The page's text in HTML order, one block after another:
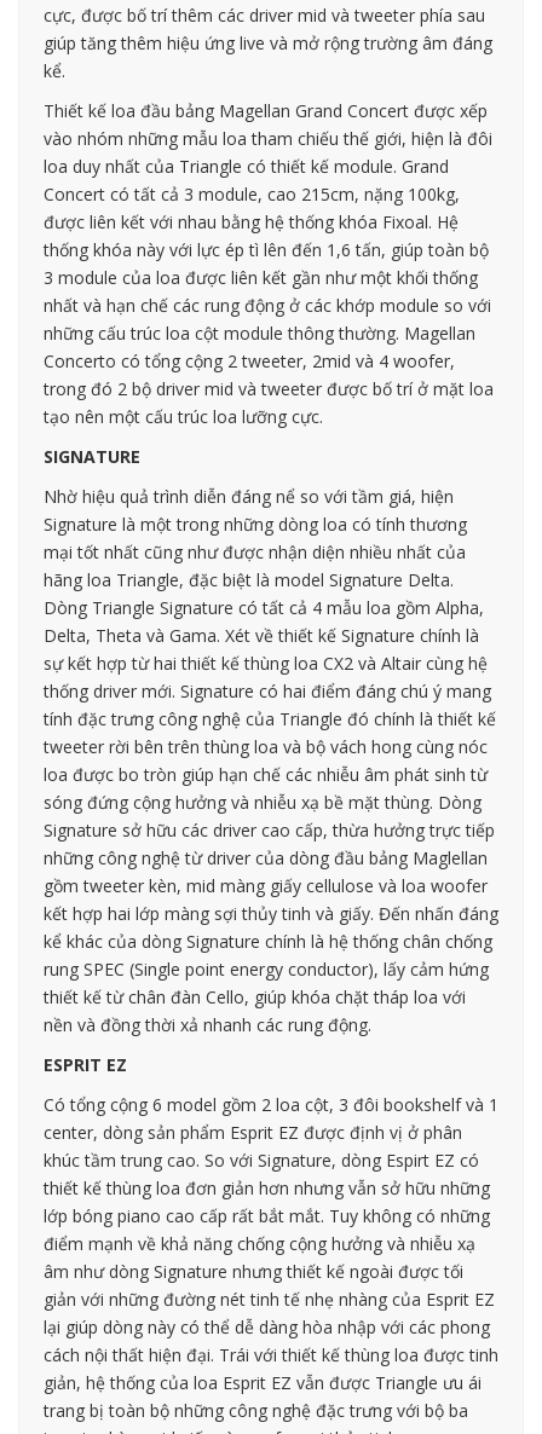
cực, được bố trí thêm các driver mid và tweeter phía sau
giúp tăng thêm hiệu ứng live và mở rộng trường âm đáng
kể.
Thiết kế loa đầu bảng Magellan Grand Concert được xếp
vào nhóm những mẫu loa tham chiếu thế giới, hiện là đôi
loa duy nhất của Triangle có thiết kế module. Grand
Concert có tất cả 3 module, cao 215cm, nặng 100kg,
được liên kết với nhau bằng hệ thống khóa Fixoal. Hệ
thống khóa này với lực ép tì lên đến 1,6 tấn, giúp toàn bộ
3 module của loa được liên kết gần như một khối thống
nhất và hạn chế các rung động ở các khớp module so với
những cấu trúc loa cột module thông thường. Magellan
Concerto có tổng cộng 2 tweeter, 2mid và 4 woofer,
trong đó 2 bộ driver mid và tweeter được bố trí ở mặt loa
tạo nên một cấu trúc loa lưỡng cực.
SIGNATURE
Nhờ hiệu quả trình diễn đáng nể so với tầm giá, hiện
Signature là một trong những dòng loa có tính thương
mại tốt nhất cũng như được nhận diện nhiều nhất của
hãng loa Triangle, đặc biệt là model Signature Delta.
Dòng Triangle Signature có tất cả 4 mẫu loa gồm Alpha,
Delta, Theta và Gama. Xét về thiết kế Signature chính là
sự kết hợp từ hai thiết kế thùng loa CX2 và Altair cùng hệ
thống driver mới. Signature có hai điểm đáng chú ý mang
tính đặc trưng công nghệ của Triangle đó chính là thiết kế
tweeter rời bên trên thùng loa và bộ vách hong cùng nóc
loa được bo tròn giúp hạn chế các nhiễu âm phát sinh từ
sóng đứng cộng hưởng và nhiễu xạ bề mặt thùng. Dòng
Signature sở hữu các driver cao cấp, thừa hưởng trực tiếp
những công nghệ từ driver của dòng đầu bảng Maglellan
gồm tweeter kèn, mid màng giấy cellulose và loa woofer
kết hợp hai lớp màng sợi thủy tinh và giấy. Đến nhấn đáng
kể khác của dòng Signature chính là hệ thống chân chống
rung SPEC (Single point energy conductor), lấy cảm hứng
thiết kế từ chân đàn Cello, giúp khóa chặt tháp loa với
nền và đồng thời xả nhanh các rung động.
ESPRIT EZ
Có tổng cộng 6 model gồm 2 loa cột, 3 đôi bookshelf và 1
center, dòng sản phẩm Esprit EZ được định vị ở phân
khúc tầm trung cao. So với Signature, dòng Espirt EZ có
thiết kế thùng loa đơn giản hơn nhưng vẫn sở hữu những
lớp bóng piano cao cấp rất bắt mắt. Tuy không có những
điểm mạnh về khả năng chống cộng hưởng và nhiễu xạ
âm như dòng Signature nhưng thiết kế ngoài được tối
giản với những đường nét tinh tế nhẹ nhàng của Esprit EZ
lại giúp dòng này có thể dễ dàng hòa nhập với các phong
cách nội thất hiện đại. Trái với thiết kế thùng loa được tinh
giản, hệ thống của loa Esprit EZ vẫn được Triangle ưu ái
trang bị toàn bộ những công nghệ đặc trưng với bộ ba